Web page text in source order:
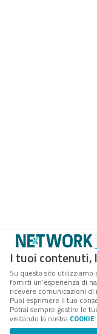
I tuoi contenuti,
Su questo sito utilizziamo
fornirti un’esperienza di
ricevere comunicazioni
Puoi esprimere il tuo
Potrai sempre gestire le
visitando la nostra